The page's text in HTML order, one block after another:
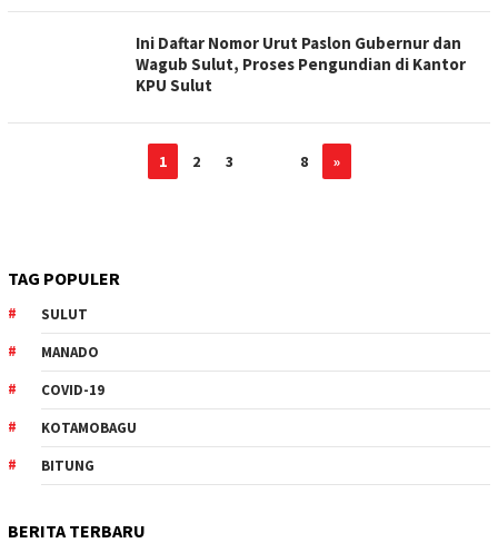
Ini Daftar Nomor Urut Paslon Gubernur dan
Wagub Sulut, Proses Pengundian di Kantor
KPU Sulut
1 2 3 8 »
TAG POPULER
SULUT
MANADO
COVID-19
KOTAMOBAGU
BITUNG
BERITA TERBARU